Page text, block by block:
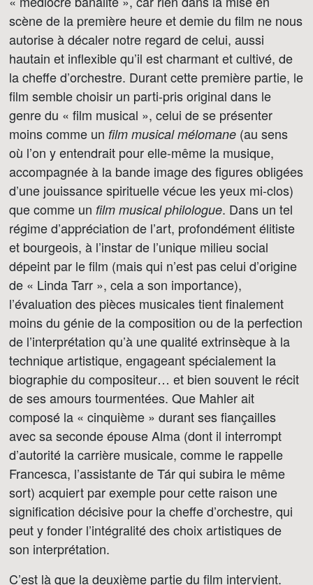
scène de la première heure et demie du film ne nous
autorise à décaler notre regard de celui, aussi
hautain et inflexible qu’il est charmant et cultivé, de
la cheffe d’orchestre. Durant cette première partie, le
film semble choisir un parti-pris original dans le
genre du « film musical », celui de se présenter
moins comme un film musical mélomane (au sens
où l’on y entendrait pour elle-même la musique,
accompagnée à la bande image des figures obligées
d’une jouissance spirituelle vécue les yeux mi-clos)
que comme un film musical philologue. Dans un tel
régime d’appréciation de l’art, profondément élitiste
et bourgeois, à l’instar de l’unique milieu social
dépeint par le film (mais qui n’est pas celui d’origine
de « Linda Tarr », cela a son importance),
l’évaluation des pièces musicales tient finalement
moins du génie de la composition ou de la perfection
de l’interprétation qu’à une qualité extrinsèque à la
technique artistique, engageant spécialement la
biographie du compositeur… et bien souvent le récit
de ses amours tourmentées. Que Mahler ait
composé la « cinquième » durant ses fiançailles
avec sa seconde épouse Alma (dont il interrompt
d’autorité la carrière musicale, comme le rappelle
Francesca, l’assistante de Tár qui subira le même
sort) acquiert par exemple pour cette raison une
signification décisive pour la cheffe d’orchestre, qui
peut y fonder l’intégralité des choix artistiques de
son interprétation.
C’est là que la deuxième partie du film intervient.